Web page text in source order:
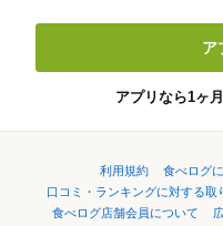
ア
アプリなら1ヶ
利用規約 食べログ
口コミ・ランキングに対する取
食べログ店舗会員について